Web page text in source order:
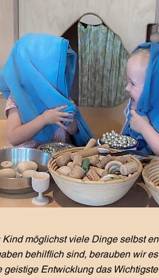
möglichst viele Dinge selbst
behilflich sind, berauben wir
geistige Entwicklung das Wichtigste